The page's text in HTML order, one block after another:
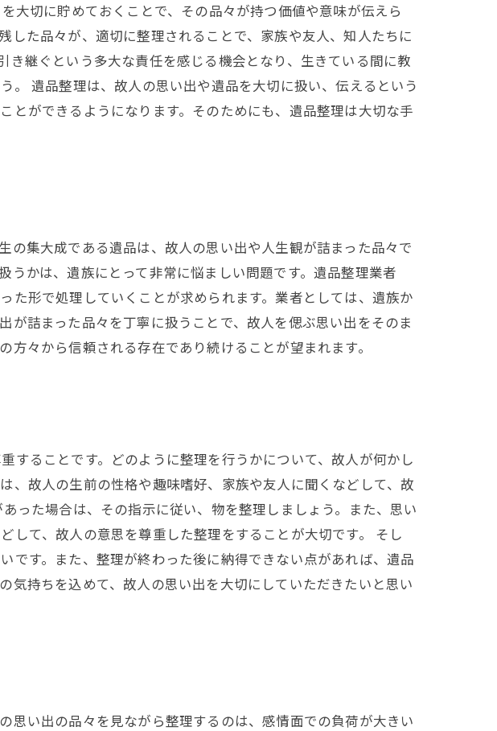
大切に貯めておくことで、その品々が持つ価値や意味が伝えら
た品々が、適切に整理されることで、家族や友人、知人たちに
継ぐという多大な責任を感じる機会となり、生きている間に教
。 遺品整理は、故人の思い出や遺品を大切に扱い、伝えるという
とができるようになります。そのためにも、遺品整理は大切な手
集大成である遺品は、故人の思い出や人生観が詰まった品々で
かは、遺族にとって非常に悩ましい問題です。遺品整理業者
た形で処理していくことが求められます。業者としては、遺族か
詰まった品々を丁寧に扱うことで、故人を偲ぶ思い出をそのま
々から信頼される存在であり続けることが望まれます。
することです。どのように整理を行うかについて、故人が何かし
、故人の生前の性格や趣味嗜好、家族や友人に聞くなどして、故
った場合は、その指示に従い、物を整理しましょう。また、思い
して、故人の意思を尊重した整理をすることが大切です。 そし
です。また、整理が終わった後に納得できない点があれば、遺品
持ちを込めて、故人の思い出を大切にしていただきたいと思い
思い出の品々を見ながら整理するのは、感情面での負荷が大きい